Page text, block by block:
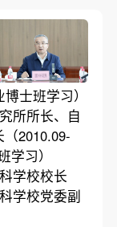
士班学习）
所所长、自
2010.09-
学习）
学校校长
学校党委副